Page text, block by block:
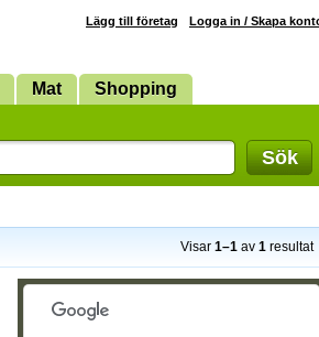
Lägg till företag Logga in / Skapa
Mat Shopping
Sök
Visar 1–1 av 1 resultat